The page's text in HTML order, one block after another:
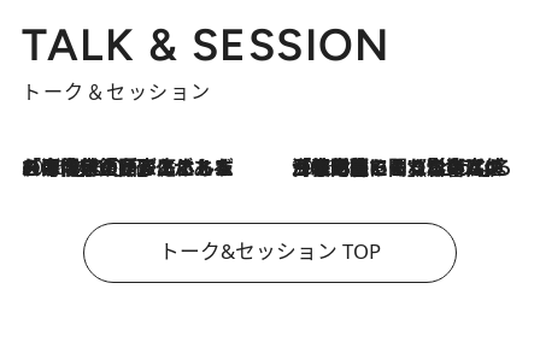
TALK & SESSION
トーク＆セッション
2026.8.3
「今後値上げがあるとすれば…」「リスクがあるのは今年の冬」エネルギー専門家が語る、ホルムズ海峡封鎖が家庭にもたらす“ある心配” 2026.8.3
「住宅建てられない…」「サーチャージ料の高値が続いている」ホルムズ海峡封鎖による影響はいつまで続く？《エネルギー専門家に聞く“どうなる日本の暮らし”》
トーク&セッション TOP